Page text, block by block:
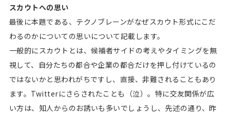
スカウトへの思い
最後に本題である、テクノブレーンがなぜスカウト形式にこだ
わるのかについての思いについて記載します。
一般的にスカウトとは、候補者サイドの考えやタイミングを無
視して、自分たちの都合や企業の都合だけを押し付けているの
ではないかと思われがちですし、直接、非難されることもあり
ます。Twitterにさらされたことも（泣）。特に交友関係が広
い方は、知人からのお誘いも多いでしょうし、先述の通り、昨